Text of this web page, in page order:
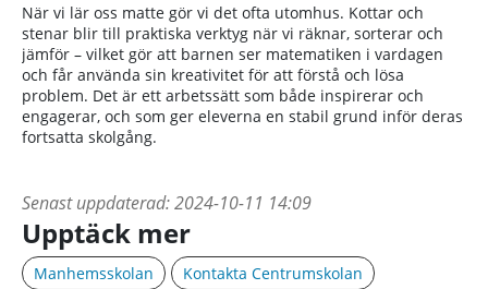
När vi lär oss matte gör vi det ofta utomhus. Kottar och
stenar blir till praktiska verktyg när vi räknar, sorterar och
jämför – vilket gör att barnen ser matematiken i vardagen
och får använda sin kreativitet för att förstå och lösa
problem. Det är ett arbetssätt som både inspirerar och
engagerar, och som ger eleverna en stabil grund inför deras
fortsatta skolgång.
Senast uppdaterad:2024-10-11 14:09
Upptäck mer
Manhemsskolan
Kontakta Centrumskolan